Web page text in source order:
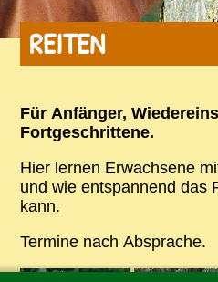
REITEN
Für Anfänger,
Fortgeschrittene.
Hier lernen Erwachsene
und wie entspannend das
kann.
Termine nach Absprache.